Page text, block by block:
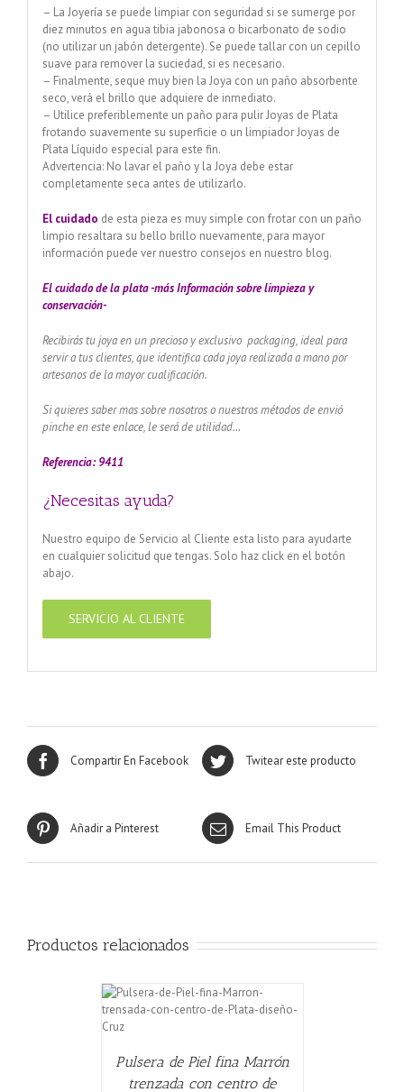
– La Joyería se puede limpiar con seguridad si se sumerge por
diez minutos en agua tibia jabonosa o bicarbonato de sodio
(no utilizar un jabón detergente). Se puede tallar con un cepillo
suave para remover la suciedad, si es necesario.
– Finalmente, seque muy bien la Joya con un paño absorbente
seco, verá el brillo que adquiere de inmediato.
– Utilice preferiblemente un paño para pulir Joyas de Plata
frotando suavemente su superficie o un limpiador Joyas de
Plata Líquido especial para este fin.
Advertencia: No lavar el paño y la Joya debe estar
completamente seca antes de utilizarlo.
El cuidado de esta pieza es muy simple con frotar con un paño
limpio resaltara su bello brillo nuevamente, para mayor
información puede ver nuestro consejos en nuestro blog.
El cuidado dela plata -más Información sobre limpieza y
conservación-
Recibirás tu joya en un precioso y exclusivo packaging, ideal para
servir a tus clientes, que identifica cada joya realizada a mano por
artesanos de la mayor cualificación.
Si quieres saber mas sobre nosotros o nuestros métodos de envió
pinche en este enlace, le será de utilidad…
Referencia: 9411
¿Necesitas ayuda?
Nuestro equipo de Servicio al Cliente esta listo para ayudarte
en cualquier solicitud que tengas. Solo haz click en el botón
abajo.
SERVICIO AL CLIENTE
Compartir En Facebook Twitear este producto
Añadir a Pinterest Email This Product
Productos relacionados
Pulsera de Piel fina Marrón
trenzada con centro de